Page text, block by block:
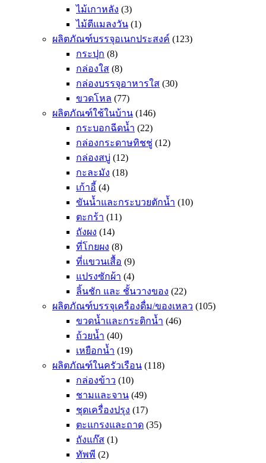
ไม้เกาหลัง (3)
ไม้ตีแมลงวัน (1)
ผลิตภัณฑ์บรรจุอเนกประสงค์ (123)
กระปุก (8)
กล่องใส (8)
กล่องบรรจุอาหารใส (30)
ขวดโหล (77)
ผลิตภัณฑ์ใช้ในบ้าน (146)
กระบอกฉีดน้ำ (22)
กล่องกระดาษทิชชู่ (12)
กล่องสบู่ (12)
กะละมัง (18)
เก้าอี้ (4)
ขันน้ำและกระบวยตักน้ำ (10)
ตะกร้า (11)
ถังผง (14)
ที่โกยผง (8)
ที่แขวนเสื้อ (9)
แปรงซักผ้า (4)
ลิ้นชัก และ ชั้นวางของ (22)
ผลิตภัณฑ์บรรจุเครื่องดื่ม/ของเหลว (105)
ขวดน้ำและกระติกน้ำ (46)
ถ้วยน้ำ (40)
เหยือกน้ำ (19)
ผลิตภัณฑ์ในครัวเรือน (118)
กล่องข้าว (10)
ชามและจาน (49)
ชุดเครื่องปรุง (17)
ตะแกรงและถาด (35)
ถังแก๊ส (1)
ทัพพี (2)